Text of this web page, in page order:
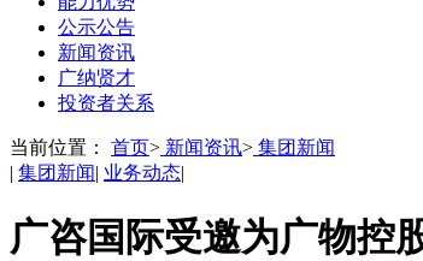
公示公告
新闻资讯
广纳贤才
投资者关系
当前位置： 首页> 新闻资讯> 集团新闻
| 集团新闻| 业务动态|
广咨国际受邀为广物控